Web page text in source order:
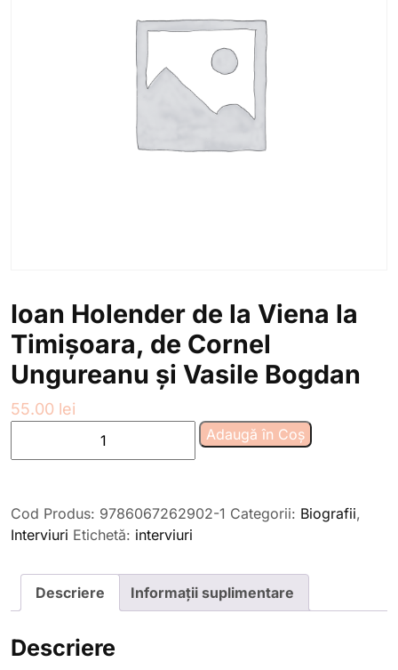
Ioan Holender de la Viena la
Timișoara, de Cornel
Ungureanu și Vasile Bogdan
55.00 lei
la
Viena
Timișoara,
Ungureanu
Adaugă în Coș
Cod Produs: 9786067262902-1 Categorii: Biografii,
Interviuri Etichetă: interviuri
Descriere Informații suplimentare
Descriere